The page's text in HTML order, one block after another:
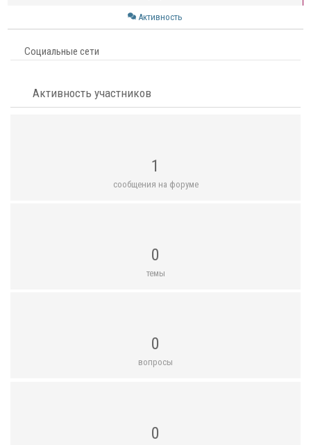
Активность
Социальные сети
Активность участников
1
сообщения на форуме
0
темы
0
вопросы
0